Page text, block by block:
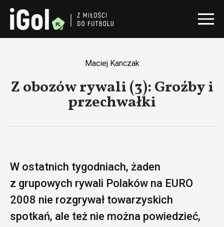
Maciej Kanczak
Z obozów rywali (3): Groźby i
przechwałki
W ostatnich tygodniach, żaden
z grupowych rywali Polaków na EURO
2008 nie rozgrywał towarzyskich
spotkań, ale też nie można powiedzieć,